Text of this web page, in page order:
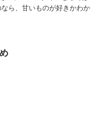
ら、甘いものが好きかわか